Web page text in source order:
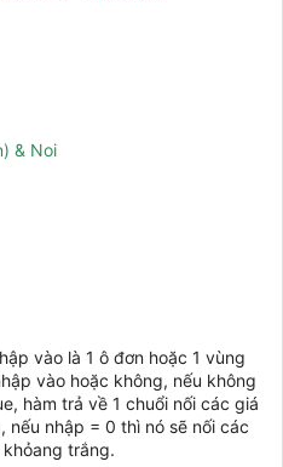
& Noi
vào là 1 ô đơn hoặc 1 vùng
vào hoặc không, nếu không
hàm trả về 1 chuổi nối các giá
nhập = 0 thì nó sẽ nối các
trắng.